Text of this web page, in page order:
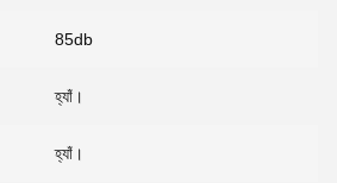
85db
হ্যাঁ।
হ্যাঁ।